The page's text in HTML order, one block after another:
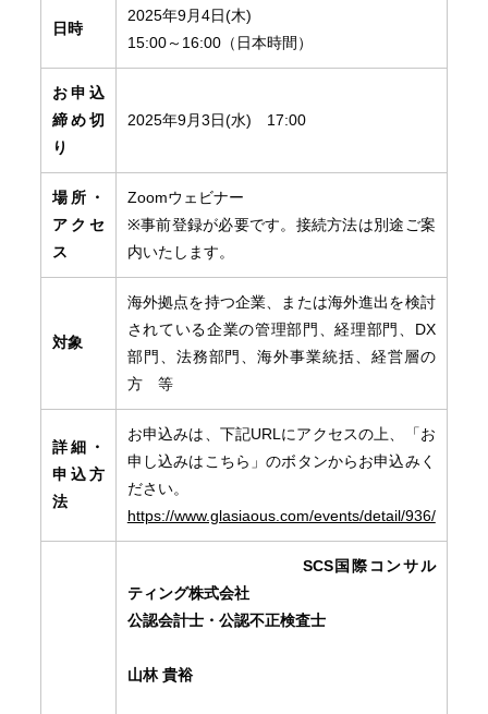
日時
2025年9月4日(木)
15:00～16:00（日本時間）
お申込
締め切
り
2025年9月3日(水) 17:00
場所・
アクセ
ス
Zoomウェビナー
※事前登録が必要です。接続方法は別途ご案
内いたします。
対象
海外拠点を持つ企業、または海外進出を検討
されている企業の管理部門、経理部門、DX
部門、法務部門、海外事業統括、経営層の
方 等
詳細・
申込方
法
お申込みは、下記URLにアクセスの上、「お
申し込みはこちら」のボタンからお申込みく
ださい。
https://www.glasiaous.com/events/detail/936/
SCS国際コンサル
ティング株式会社
公認会計士・公認不正検査士
山林 貴裕